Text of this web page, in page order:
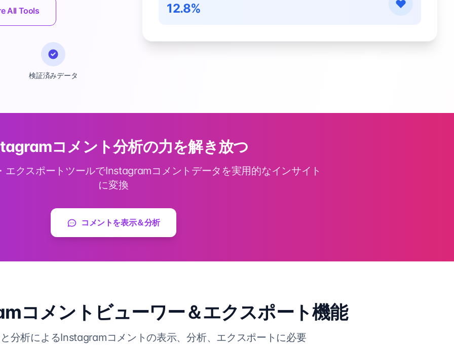
All Tools
検証済みデータ
12.8%
コメント分析の力を解き放つ
エクスポートツールでInstagramコメントデータを実用的なインサイト
に変換
コメントを表示＆分析
コメントビューワー＆エクスポート機能
分析によるInstagramコメントの表示、分析、エクスポートに必要